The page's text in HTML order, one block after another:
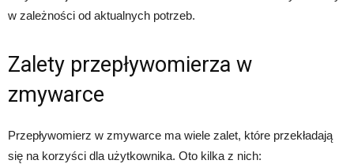
w zależności od aktualnych potrzeb.
Zalety przepływomierza w
zmywarce
Przepływomierz w zmywarce ma wiele zalet, które przekładają
się na korzyści dla użytkownika. Oto kilka z nich: